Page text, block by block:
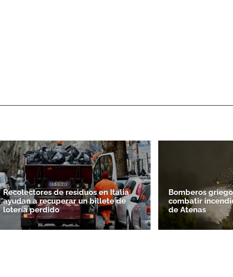
Recolectores de residuos en Italia
ayudan a recuperar un billete de
lotería perdido
Bomberos
combatir
de Atenas